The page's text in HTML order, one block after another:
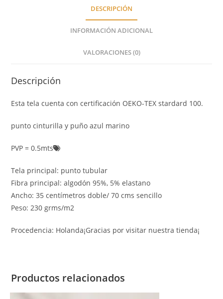
DESCRIPCIÓN
INFORMACIÓN ADICIONAL
VALORACIONES (0)
Descripción
Esta tela cuenta con certificación OEKO-TEX stardard 100.
punto cinturilla y puño azul marino
PVP = 0.5mts
Tela principal: punto tubular
Fibra principal: algodón 95%, 5% elastano
Ancho: 35 centímetros doble/ 70 cms sencillo
Peso: 230 grms/m2
Procedencia: Holanda¡Gracias por visitar nuestra tienda¡
Productos relacionados